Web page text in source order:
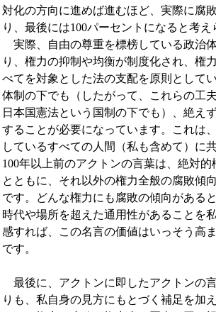
対化の方向に進めば進むほど、実際に腐
り、最後には100パーセントになると考え
実際、自由の尊重を標榜している政治
り、権力の抑制や均衡が制度化され、権
べてを対象とした法の支配を原則として
体制の下でも（したがって、これらの工
日本国憲法という国制の下でも）、絶え
することが必要になっています。これは
しているすべての人間（私も含めて）に
100年以上前のアクトンの言葉は、絶対
とともに、それ以外の権力全般の腐敗傾
です。どんな権力にも腐敗の傾向がある
時代や場所を超えた通用性があることを
感すれば、この名言の価値はいっそう高
です。
最後に、アクトンに即したアクトンの
りも、私自身の見方にもとづく補足を加